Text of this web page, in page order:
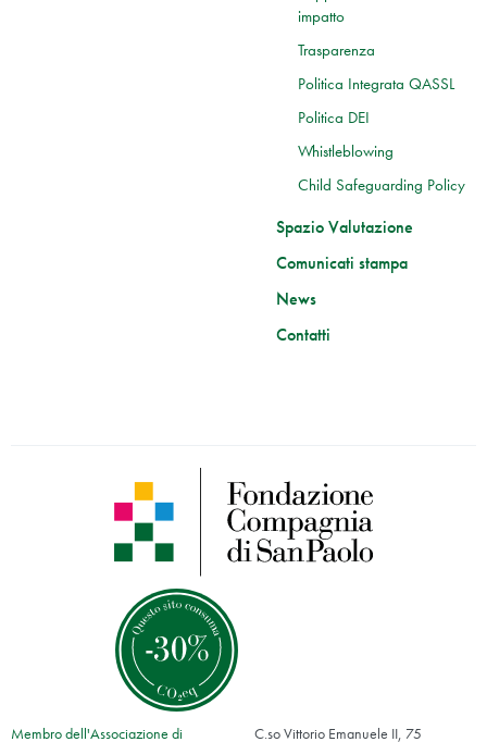
impatto
Trasparenza
Politica Integrata QASSL
Politica DEI
Whistleblowing
Child Safeguarding Policy
Spazio Valutazione
Comunicati stampa
News
Contatti
Membro dell'Associazione di C.so Vittorio Emanuele II, 75